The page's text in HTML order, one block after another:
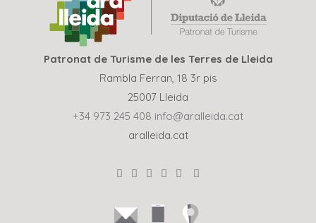
Patronat de Turisme de les Terres de Lleida
Rambla Ferran, 18 3r pis
25007 Lleida
+34 973 245 408 info@aralleida.cat
aralleida.cat